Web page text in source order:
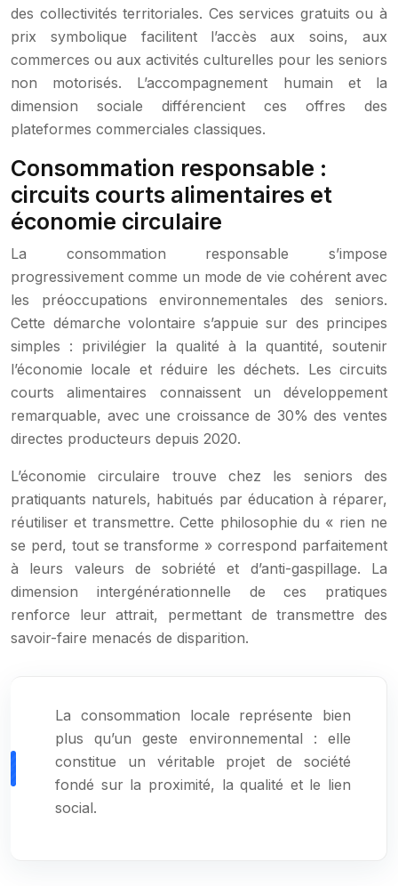
des collectivités territoriales. Ces services gratuits ou à
prix symbolique facilitent l’accès aux soins, aux
commerces ou aux activités culturelles pour les seniors
non motorisés. L’accompagnement humain et la
dimension sociale différencient ces offres des
plateformes commerciales classiques.
Consommation responsable :
circuits courts alimentaires et
économie circulaire
La consommation responsable s’impose
progressivement comme un mode de vie cohérent avec
les préoccupations environnementales des seniors.
Cette démarche volontaire s’appuie sur des principes
simples : privilégier la qualité à la quantité, soutenir
l’économie locale et réduire les déchets. Les circuits
courts alimentaires connaissent un développement
remarquable, avec une croissance de 30% des ventes
directes producteurs depuis 2020.
L’économie circulaire trouve chez les seniors des
pratiquants naturels, habitués par éducation à réparer,
réutiliser et transmettre. Cette philosophie du « rien ne
se perd, tout se transforme » correspond parfaitement
à leurs valeurs de sobriété et d’anti-gaspillage. La
dimension intergénérationnelle de ces pratiques
renforce leur attrait, permettant de transmettre des
savoir-faire menacés de disparition.
La consommation locale représente bien
plus qu’un geste environnemental : elle
constitue un véritable projet de société
fondé sur la proximité, la qualité et le lien
social.